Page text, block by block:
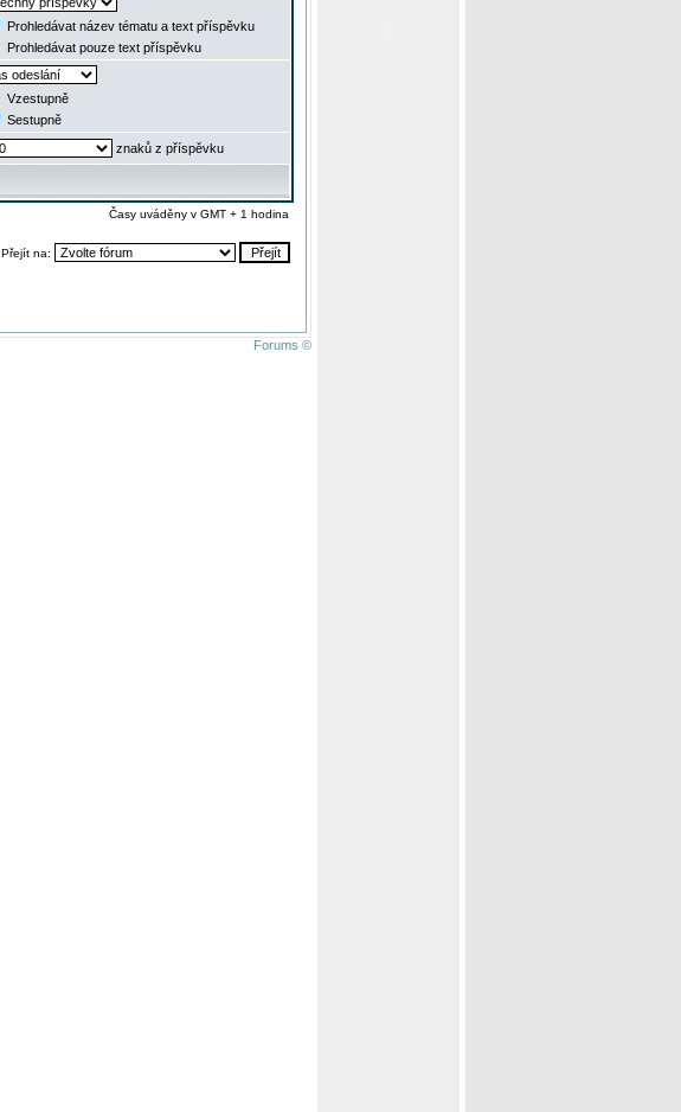
Prohledávat název tématu a text příspěvku
Prohledávat pouze text příspěvku
Vzestupně
Sestupně
znaků z příspěvku
Časy uváděny v GMT + 1 hodina
Přejít na:
Forums ©